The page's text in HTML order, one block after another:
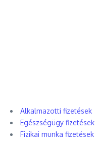
Alkalmazotti fizetések
Egészségügy fizetések
Fizikai munka fizetések